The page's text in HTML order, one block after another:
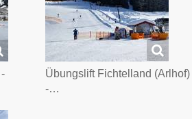
Übungslift Fichtelland (Arlhof)
-…